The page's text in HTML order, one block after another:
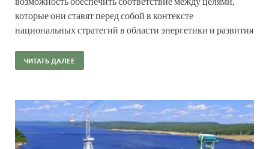
которые они ставят перед собой в контексте
национальных стратегий в области энергетики и развития
ЧИТАТЬ ДАЛЕЕ